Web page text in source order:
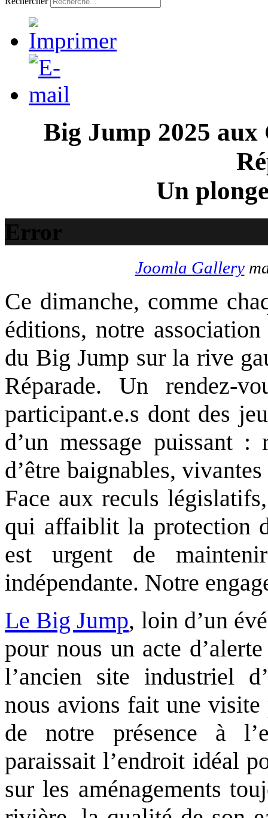
Big Jump 2025
Ré
Un
Error
Joomla Gallery
Ce dimanche, comme
éditions, notre
du Big Jump sur la rive
Réparade. Un rendez-
participant.e.s dont des
d’un message puissant
d’être baignables,
Face aux reculs
qui affaiblit la protection
est urgent de
indépendante. Notre
Le Big Jump, loin d’un
pour nous un acte
l’ancien site industriel
nous avions fait une visite
de notre présence à
paraissait l’endroit idéal
sur les aménagements